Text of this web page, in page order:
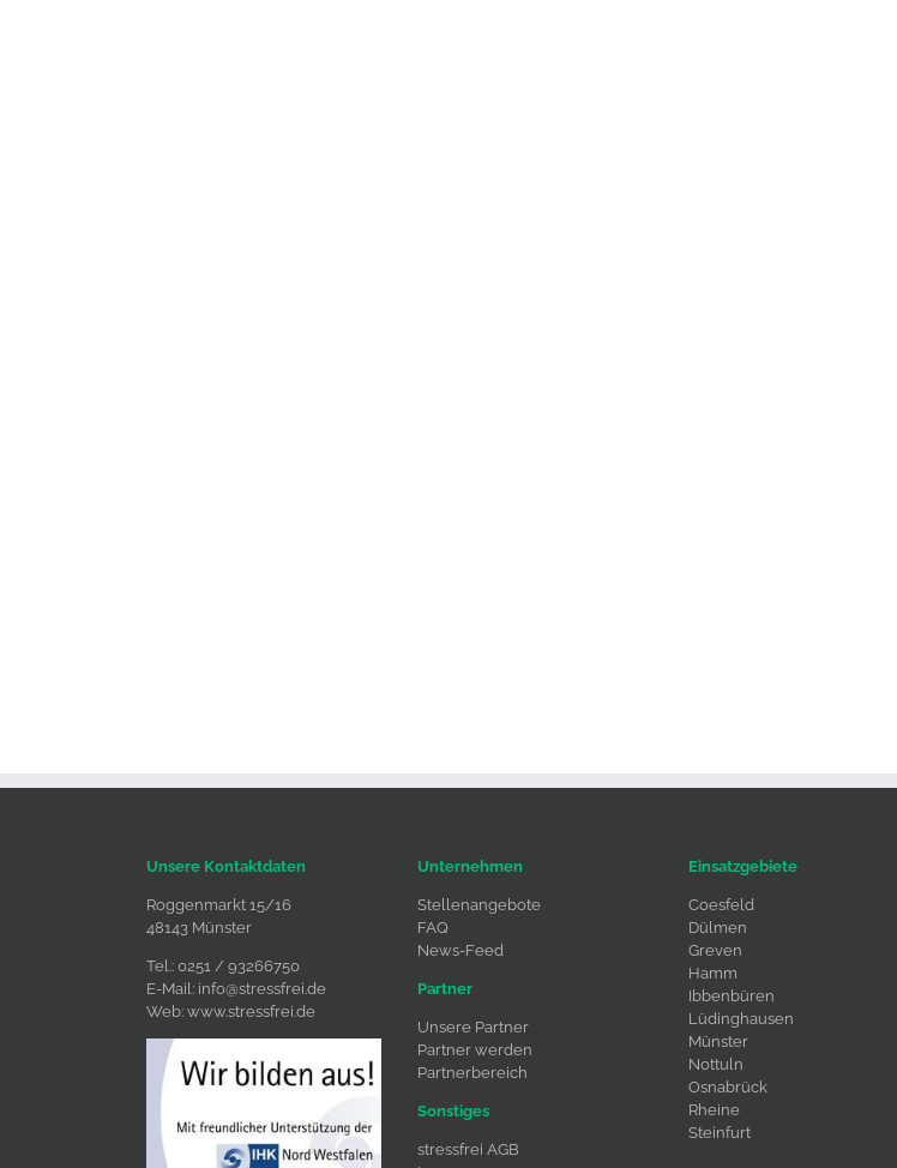
Unsere Kontaktdaten
Roggenmarkt 15/16
48143 Münster
Tel.: 0251 / 93266750
E-Mail: info@stressfrei.de
Web: www.stressfrei.de
Unternehmen
Stellenangebote
FAQ
News-Feed
Partner
Unsere Partner
Partner werden
Partnerbereich
Sonstiges
stressfrei AGB
Einsatzgebiete
Coesfeld
Dülmen
Greven
Hamm
Ibbenbüren
Lüdinghausen
Münster
Nottuln
Osnabrück
Rheine
Steinfurt